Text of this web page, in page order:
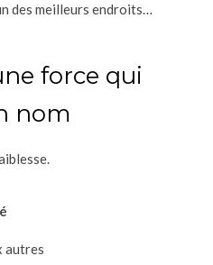
des meilleurs endroits…
force qui
nom
autres